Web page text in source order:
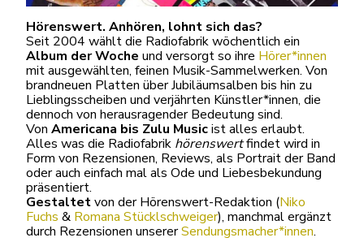
Hörenswert. Anhören, lohnt sich das?
Seit 2004 wählt die Radiofabrik wöchentlich ein
Album der Woche und versorgt so ihre Hörer*innen
mit ausgewählten, feinen Musik-Sammelwerken. Von
brandneuen Platten über Jubiläumsalben bis hin zu
Lieblingsscheiben und verjährten Künstler*innen, die
dennoch von herausragender Bedeutung sind.
Von Americana bis Zulu Musicist alles erlaubt.
Alles was die Radiofabrik hörenswertfindet wird in
Form von Rezensionen, Reviews, als Portrait der Band
oder auch einfach mal als Ode und Liebesbekundung
präsentiert.
Gestaltetvon der Hörenswert-Redaktion (Niko
Fuchs & Romana Stücklschweiger), manchmal ergänzt
durch Rezensionen unsererSendungsmacher*innen.